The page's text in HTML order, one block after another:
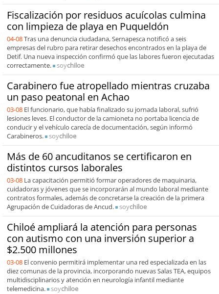
Fiscalización por residuos acuícolas culmina
con limpieza de playa en Puqueldón
04-08Tras una denuncia ciudadana, Sernapesca notificó a seis
empresas del rubro para retirar desechos encontrados en la playa de
Detif. Una nueva inspección confirmó que las labores fueron ejecutadas
correctamente.
soychiloe
Carabinero fue atropellado mientras cruzaba
un paso peatonal en Achao
03-08 El funcionario, que había finalizado su jornada laboral, sufrió
lesiones leves. El conductor de la camioneta no portaba licencia de
conducir y el vehículo carecía de documentación, según informó
Carabineros.
soychiloe
Más de 60 ancuditanos se certificaron en
distintos cursos laborales
03-08 La capacitación permitió formar operadores de maquinaria,
cuidadoras y jóvenes que se incorporarán al mundo laboral mediante
contratos formales, además de concretarse la creación de la primera
Agrupación de Cuidadoras de Ancud.
soychiloe
Chiloé ampliará la atención para personas
con autismo con una inversión superior a
$2.500 millones
03-08 El convenio permitirá implementar una red especializada en las
diez comunas de la provincia, incorporando nuevas Salas TEA, equipos
multidisciplinarios y atención en neurología infantil mediante
telemedicina.
soychiloe